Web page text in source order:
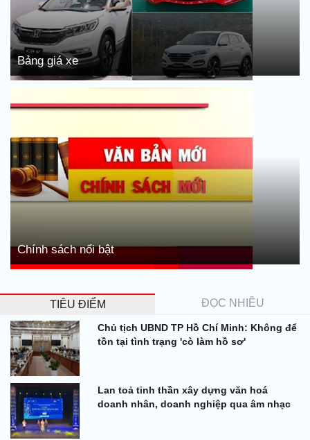
Bảng giá xe
Chính sách nổi bật
TIÊU ĐIỂM ĐỌC NHIỀU
Chủ tịch UBND TP Hồ Chí Minh: Không để
tồn tại tình trạng 'cò làm hồ sơ'
Lan toả tinh thần xây dựng văn hoá
doanh nhân, doanh nghiệp qua âm nhạc